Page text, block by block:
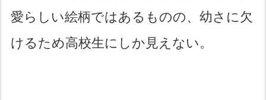
愛らしい絵柄ではあるものの、幼さに欠
けるため高校生にしか見えない。